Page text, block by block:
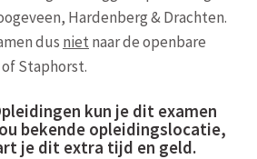
Hardenberg & Drachten.
dus niet naar de openbare
of Staphorst.
kun je dit examen
bekende opleidingslocatie,
je dit extra tijd en geld.